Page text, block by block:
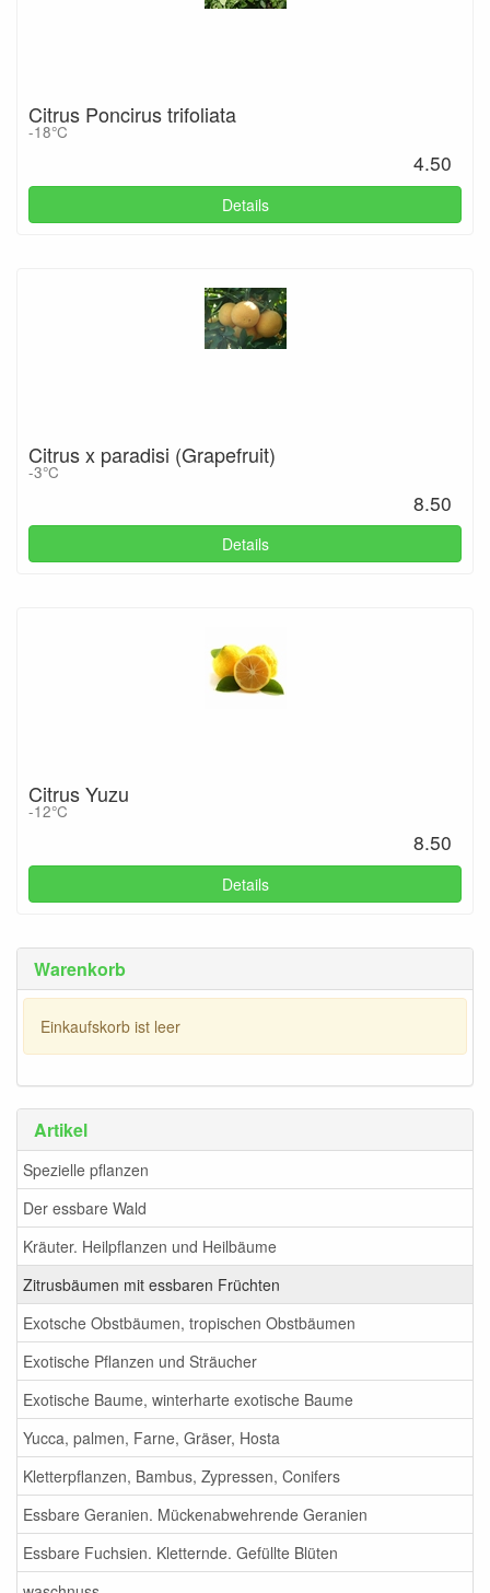
Warenkorb
Einkaufskorb ist leer
Artikel
Spezielle pflanzen
Der essbare Wald
Kräuter. Heilpflanzen und Heilbäume
Zitrusbäumen mit essbaren Früchten
Exotsche Obstbäumen, tropischen Obstbäumen
Exotische Pflanzen und Sträucher
Exotische Baume, winterharte exotische Baume
Yucca, palmen, Farne, Gräser, Hosta
Kletterpflanzen, Bambus, Zypressen, Conifers
Essbare Geranien. Mückenabwehrende Geranien
Essbare Fuchsien. Kletternde. Gefüllte Blüten
Citrus Poncirus trifoliata
-18°C
4.50
Details
Citrus x paradisi (Grapefruit)
-3°C
8.50
Details
Citrus Yuzu
-12°C
8.50
Details